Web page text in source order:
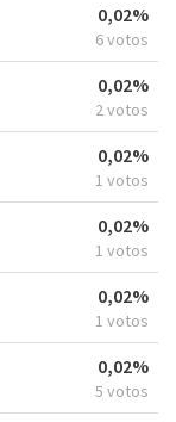
0,02%
6 votos
0,02%
2 votos
0,02%
1 votos
0,02%
1 votos
0,02%
1 votos
0,02%
5 votos